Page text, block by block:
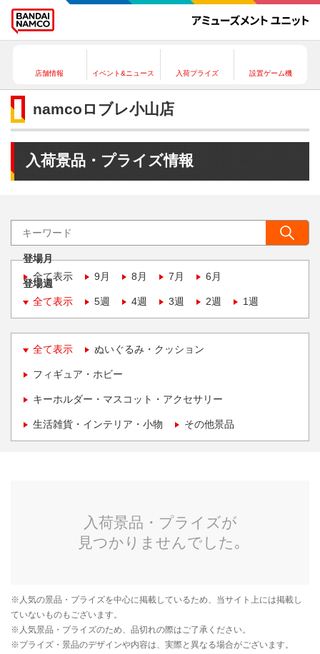
店舗情報 イベント&ニュース 入荷プライズ 設置ゲーム機
namcoロブレ小山店
入荷景品・プライズ情報
登場月
全て表示
9月 8月 7月 6月
登場週
全て表示
5週 4週 3週 2週 1週
全て表示 ぬいぐるみ・クッション
フィギュア・ホビー
キーホルダー・マスコット・アクセサリー
生活雑貨・インテリア・小物 その他景品